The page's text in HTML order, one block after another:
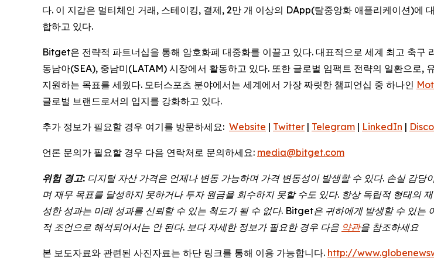
다. 이 지갑은 멀티체인 거래, 스테이킹, 결제, 2만 개 이상의 DApp(탈중앙화 애플리케이션)에
합하고 있다.
Bitget은 전략적 파트너십을 통해 암호화폐 대중화를 이끌고 있다. 대표적으로 세계 최고 축구
동남아(SEA), 중남미(LATAM) 시장에서 활동하고 있다. 또한 글로벌 임팩트 전략의 일환으로,
지원하는 목표를 세웠다. 모터스포츠 분야에서는 세계에서 가장 짜릿한 챔피언십 중 하나인
글로벌 브랜드로서의 입지를 강화하고 있다.
추가 정보가 필요할 경우 여기를 방문하세요: Website | Twitter | Telegram | LinkedIn |
언론 문의가 필요할 경우 다음 연락처로 문의하세요: media@bitget.com
위험 경고: 디지털 자산 가격은 언제나 변동 가능하며 가격 변동성이 발생할 수 있다. 손실 감당
며 재무 목표를 달성하지 못하거나 투자 원금을 회수하지 못할 수도 있다. 항상 독립적 형태의
성한 성과는 미래 성과를 신뢰할 수 있는 척도가 될 수 없다. Bitget은 귀하에게 발생할 수 있는
적 조언으로 해석되어서는 안 된다. 보다 자세한 정보가 필요한 경우 다음 약관을 참조하세요
본 보도자료와 관련된 사진자료는 하단 링크를 통해 이용 가능합니다. http://